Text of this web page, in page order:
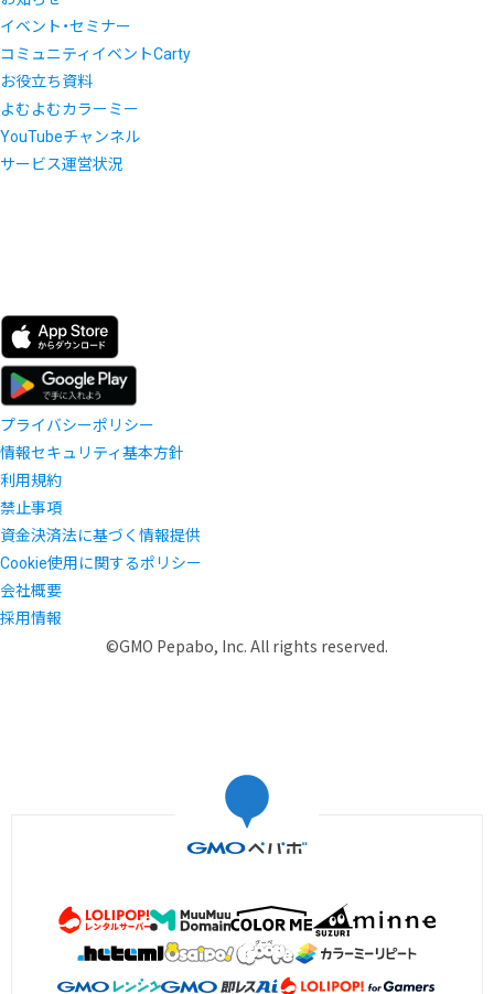
イベント・セミナー
コミュニティイベントCarty
お役立ち資料
よむよむカラーミー
YouTubeチャンネル
サービス運営状況
プライバシーポリシー
情報セキュリティ基本方針
利用規約
禁止事項
資金決済法に基づく情報提供
Cookie使用に関するポリシー
会社概要
採用情報
©GMO Pepabo, Inc. All rights reserved.